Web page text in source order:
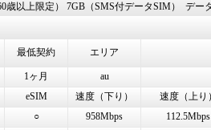
歳以上限定） 7GB（SMS付データSIM） デー
最低契約 エリア
1ヶ月
au
eSIM 速度（下り）
速度（上り
○ 958Mbps
112.5Mbps